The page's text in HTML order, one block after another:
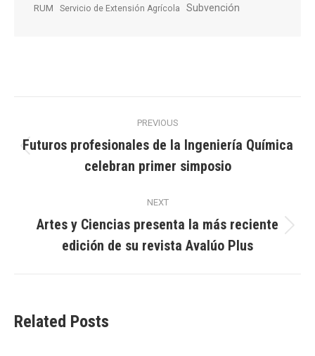
RUM Servicio de Extensión Agrícola Subvención
navigation
PREVIOUS
Previous
post:
Futuros profesionales de la Ingeniería Química
celebran primer simposio
NEXT
Next
post:
Artes y Ciencias presenta la más reciente
edición de su revista Avalúo Plus
Related Posts